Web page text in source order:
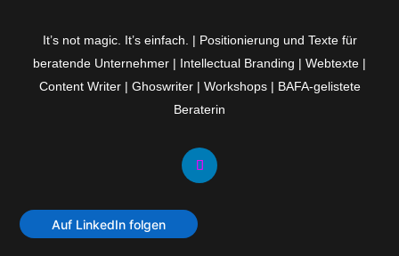
It’s not magic. It’s einfach. | Positionierung und Texte für
beratende Unternehmer | Intellectual Branding | Webtexte |
Content Writer | Ghoswriter | Workshops | BAFA-gelistete
Beraterin
Auf LinkedIn folgen